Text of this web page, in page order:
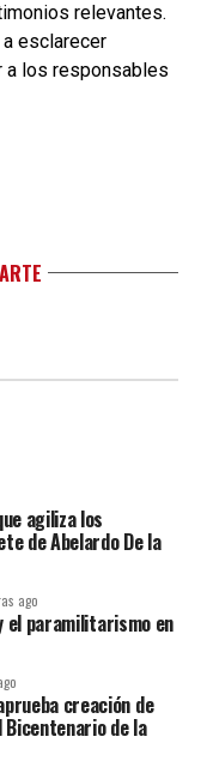
relevantes.
esclarecer
a los responsables
agiliza los
de Abelardo De la
ago
el paramilitarismo en
creación de
de la